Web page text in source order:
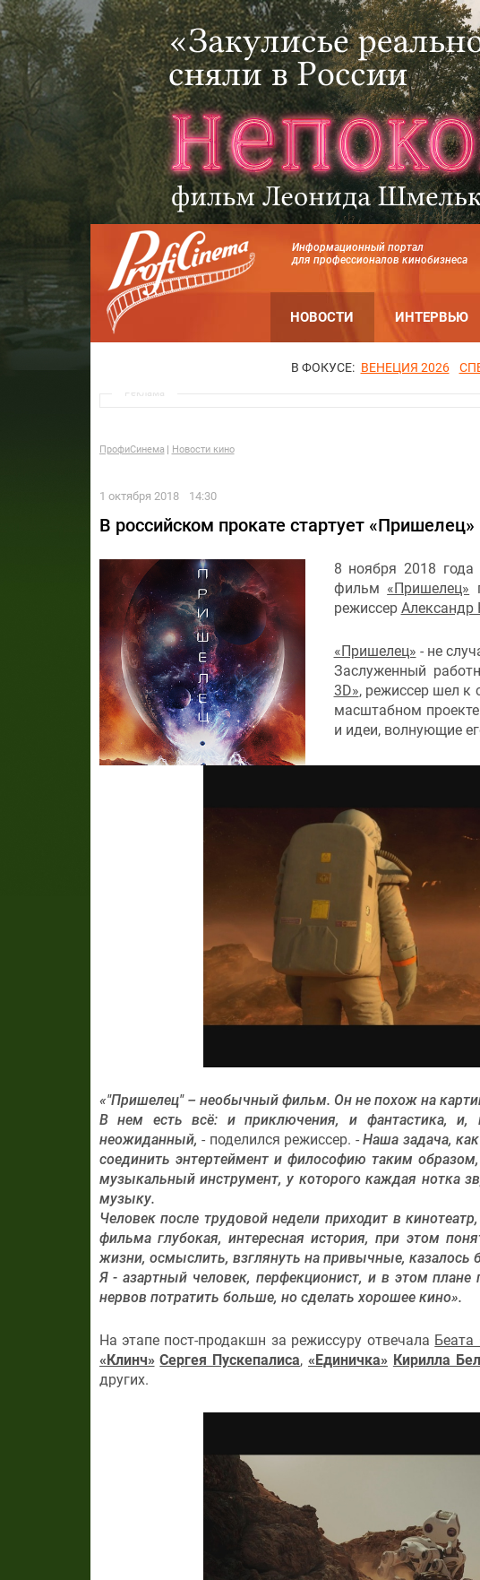
Информационный портал
для профессионалов кинобизнеса
НОВОСТИ ИНТЕРВЬЮ
В ФОКУСЕ: ВЕНЕЦИЯ 2026
Реклама
ПрофиСинема Новости кино
1 октября 2018 14:30
В российском прокате стартует «Пришелец»
8 ноября 2018
фильм «Пришелец»
режиссер Александр
«Пришелец» - не
Заслуженный
3D», режиссер шел к
масштабном
и идеи, волнующие
«"Пришелец" – необычный фильм. Он не похож на
В нем есть всё: и приключения, и фантастика,
неожиданный, - поделился режиссер. - Наша задача,
соединить энтертеймент и философию таким
музыкальный инструмент, у которого каждая нотка
музыку.
Человек после трудовой недели приходит в
фильма глубокая, интересная история, при этом
жизни, осмыслить, взглянуть на привычные, казалось
Я - азартный человек, перфекционист, и в этом
нервов потратить больше, но сделать хорошее кино».
На этапе пост-продакшн за режиссуру отвечала Беата
«Клинч» Сергея Пускепалиса, «Единичка» Кирилла
других.